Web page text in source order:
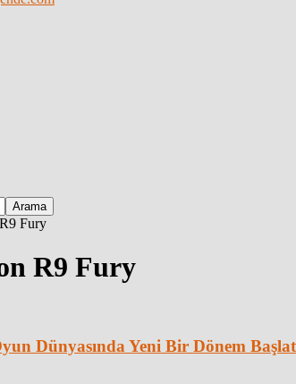
Fury
R9 Fury
Dünyasında Yeni Bir Dönem